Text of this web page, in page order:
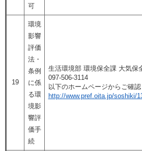
可
19
環境
影響
評価
法・
条例
に係
る環
境影
響評
価手
続
生活環境部 環境保全課 大気保
097-506-3114
以下のホームページからご確認
http://www.pref.oita.jp/soshiki/